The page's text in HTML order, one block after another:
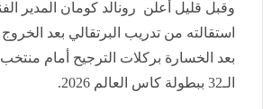
وقبل قليل أعلن رونالد كومان المدير
استقالته من تدريب البرتقالي بعد
بعد الخسارة بركلات الترجيح أمام
الـ32 ببطولة كاس العالم 2026.